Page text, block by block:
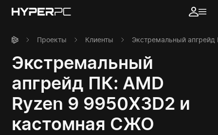
Проекты Клиенты Экстремальный
Экстремальный
апгрейд ПК: AMD
Ryzen 9 9950X3D2 и
кастомная СЖО